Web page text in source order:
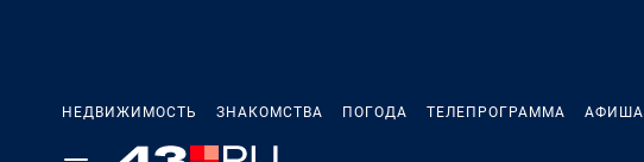
НЕДВИЖИМОСТЬ ЗНАКОМСТВА ПОГОДА ТЕЛЕПРОГРАММА АФИША